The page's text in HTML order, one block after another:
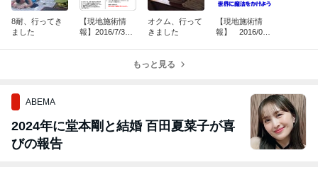
8耐、行ってき
ました
【現地施術情
報】2016/7/3
オクム、行って
きました
【現地施術情
報】 2016/06/
もっと見る
ABEMA
2024年に堂本剛と結婚 百田夏菜子が喜
びの報告